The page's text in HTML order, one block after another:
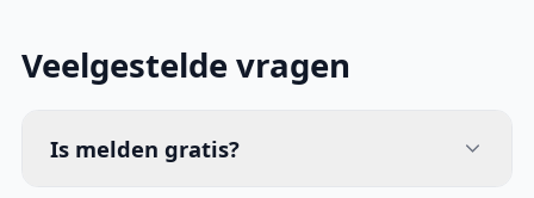
Veelgestelde vragen
Is melden gratis?